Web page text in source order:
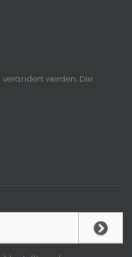
werden. Die